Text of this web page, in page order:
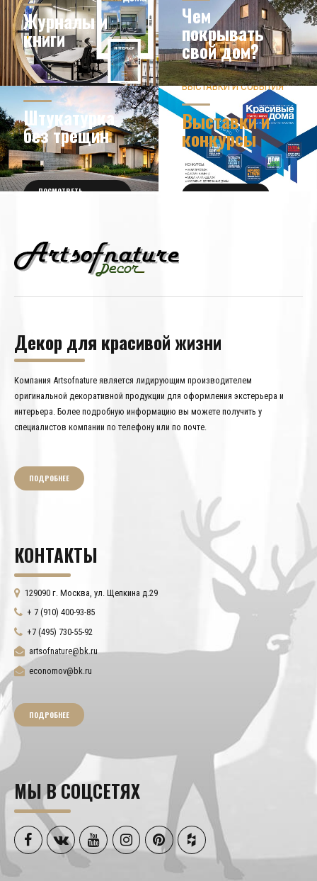
Журналы и
книги
НОВОСТИ ИЗ МИРА
ДИЗАЙНА
Чем
покрывать
свой дом?
УЗНАТЬ БОЛЬШЕ
ЗНАЕТЕ ЛИ ВЫ?
Штукатурка
без трещин
ПОСМОТРЕТЬ
ВЫСТАВКИ И СОБЫТИЯ
Выставки и
конкурсы
ПОЛУЧИТЬ БИЛЕТ
Декор для красивой жизни
Компания Artsofnature является лидирующим производителем
оригинальной декоративной продукции для оформления экстерьера и
интерьера. Более подробную информацию вы можете получить у
специалистов компании по телефону или по почте.
ПОДРОБНЕЕ
КОНТАКТЫ
129090 г. Москва, ул. Щепкина д.29
+ 7 (910) 400-93-85
+7 (495) 730-55-92
artsofnature@bk.ru
economov@bk.ru
ПОДРОБНЕЕ
МЫ В СОЦСЕТЯХ